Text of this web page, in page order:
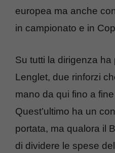
europea ma anche
in campionato e in
Su tutti la dirigenza
Lenglet, due rinforzi
mano da qui fino a
Quest’ultimo ha un
portata, ma qualora il
di dividere le spese